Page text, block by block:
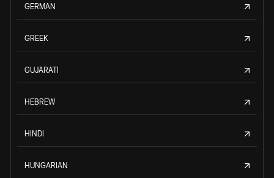
GERMAN
GREEK
GUJARATI
HEBREW
HINDI
HUNGARIAN